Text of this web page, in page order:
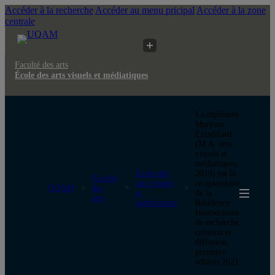
Accéder à la recherche Accéder au menu pricipal Accéder à la zone
centrale
Faculté des arts
École des arts visuels et médiatiques
UQAM
Faculté
des
arts
École des
arts visuels
et
médiatiques
La diplômée
Maryam
Eizadifard
(M.A. arts
visuels et
médiatiques,
2019) est la
récipiendaire
de la
Résidence
Intersections
de recherche,
création et
diffusion,
première
édition 2021